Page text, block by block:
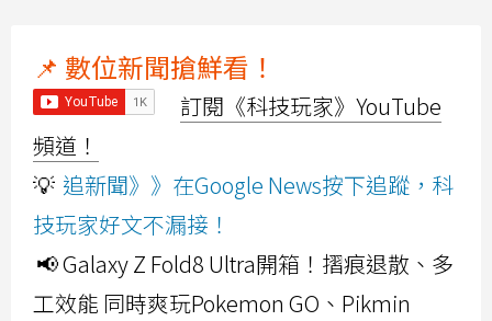
📌 數位新聞搶鮮看！
訂閱《科技玩家》YouTube
頻道！
💡 追新聞》》在Google News按下追蹤，科
技玩家好文不漏接！
📢 Galaxy Z Fold8 Ultra開箱！摺痕退散、多
工效能 同時爽玩Pokemon GO、Pikmin